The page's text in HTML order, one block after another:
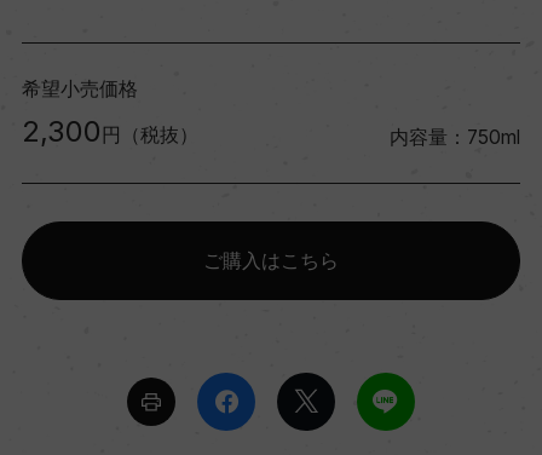
希望小売価格
2,300 円（税抜） 内容量：750ml
ご購入はこちら